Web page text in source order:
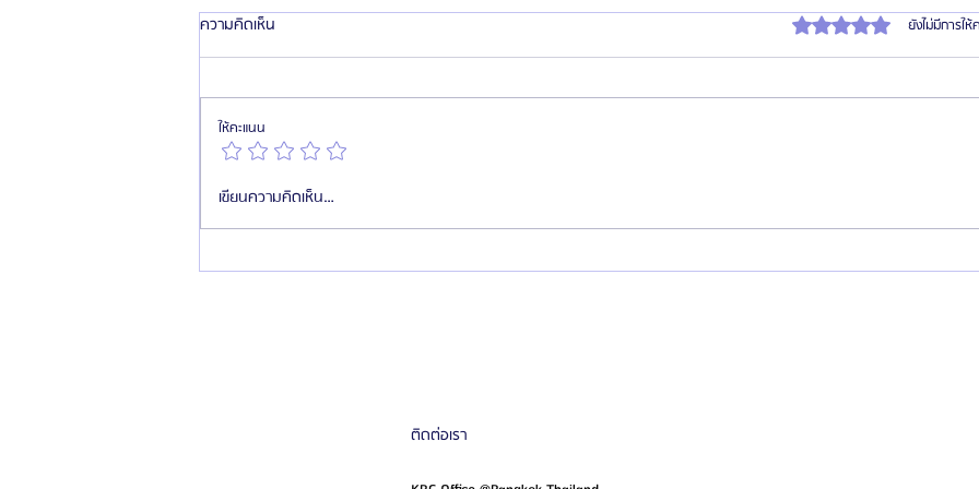
แนะนำคุณหมอ Jinhwan Byun (บยอน
จินฮวาน) เจ้าของ รพ.ศัลยกรรมเกาหลี
ที่เกาหลี แบบคัดมาแล้ว! 2025
ศัลยก
ความคิดเห็น ได้รับ 0 เต็ม 5 ดาวยังไม่มีการให้
ให้คะแนน
เขียนความคิดเห็น…
ติดต่อเรา